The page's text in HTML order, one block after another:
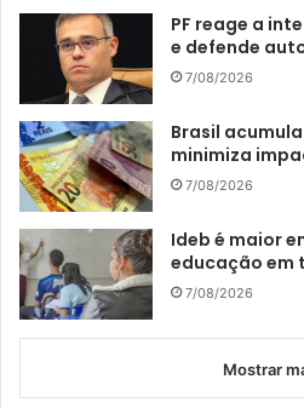
PF reage a
e defende
7/08/2026
Brasil
minimiza
7/08/2026
Ideb é maior
educação em
7/08/2026
Mostrar